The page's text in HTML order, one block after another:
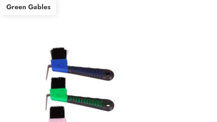
Green Gables